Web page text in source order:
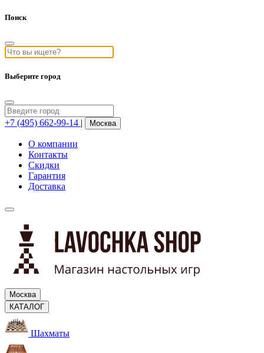
Поиск
Выберите город
+7 (495) 662-99-14 | Москва
О компании
Контакты
Скидки
Гарантия
Доставка
Москва
КАТАЛОГ
Шахматы